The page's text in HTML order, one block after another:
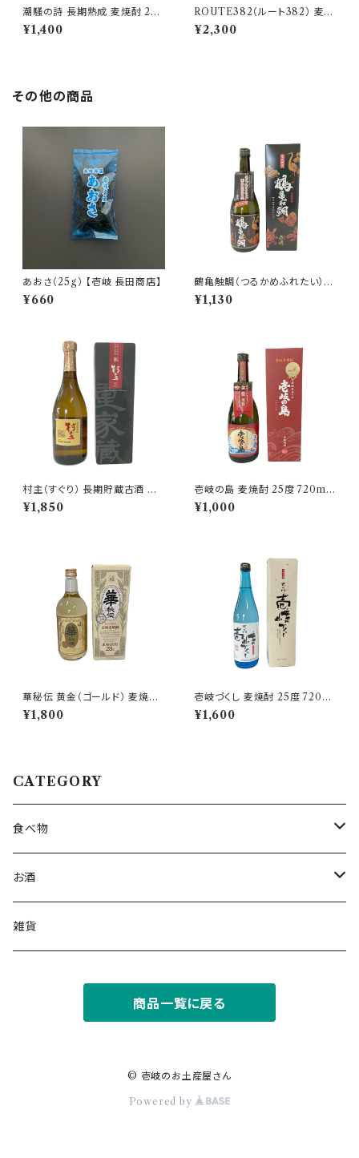
潮騒の詩 長期熟成 麦焼酎 25
度 720ml【猿川伊豆酒造】
¥1,400
ROUTE382（ルート382） 麦焼
酎 38度 720ml【玄海酒造】 壱
岐限定
¥2,300
その他の商品
あおさ（25g） 【壱岐 長田商店】
¥660
鶴亀触鯛（つるかめふれたい）
麦焼酎 25度 720ml【玄海酒
造】 壱岐限定
¥1,130
村主（すぐり） 長期貯蔵古酒 麦
焼酎 25度 720ml【重家酒造】
¥1,850
壱岐の島 麦焼酎 25度 720ml
【壱岐の蔵酒造】
¥1,000
華秘伝 黄金（ゴールド） 麦焼酎
28度 720ml【株式会社壱岐の
華】
¥1,800
壱岐づくし 麦焼酎 25度 720ml
【天の川酒造】
¥1,600
CATEGORY
食べ物
うに
ご飯・お酒のお供
お酒
焼酎
雑貨
商品一覧に戻る
© 壱岐のお土産屋さん
Powered by